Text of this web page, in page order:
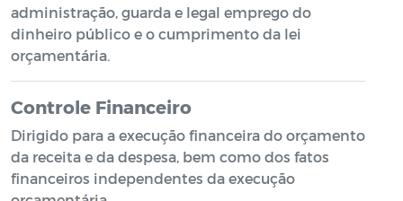
administração, guarda e legal emprego do
dinheiro público e o cumprimento da lei
orçamentária.
Controle Financeiro
Dirigido para a execução financeira do orçamento
da receita e da despesa, bem como dos fatos
financeiros independentes da execução